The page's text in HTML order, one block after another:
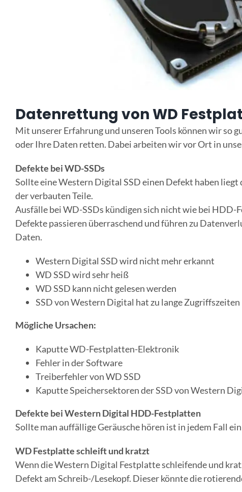
Datenrettung von WD
Mit unserer Erfahrung und unseren Tools können wir so
oder Ihre Daten retten. Dabei arbeiten wir vor Ort in
Defekte bei WD-SSDs
Sollte eine Western Digital SSD einen Defekt haben
der verbauten Teile.
Ausfälle bei WD-SSDs kündigen sich nicht wie bei
Defekte passieren überraschend und führen zu
Daten.
Western Digital SSD wird nicht mehr erkannt
WD SSD wird sehr heiß
WD SSD kann nicht gelesen werden
SSD von Western Digital hat zu lange Zugriffszeiten
Mögliche Ursachen:
Kaputte WD-Festplatten-Elektronik
Fehler in der Software
Treiberfehler von WD SSD
Kaputte Speichersektoren der SSD von Western
Defekte bei Western Digital HDD-Festplatten
Sollte man auffällige Geräusche hören ist in jedem Fall
WD Festplatte schleift und kratzt
Wenn die Western Digital Festplatte schleifende und
Defekt am Schreib-/Lesekopf. Dieser könnte die